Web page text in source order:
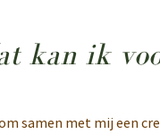
kan ik
samen met mij een